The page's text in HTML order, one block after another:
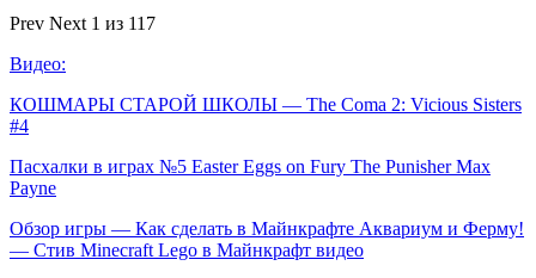
Prev Next 1 из 117
Видео:
КОШМАРЫ СТАРОЙ ШКОЛЫ — The Coma 2: Vicious Sisters
#4
Пасхалки в играх №5 Easter Eggs on Fury The Punisher Max
Payne
Обзор игры — Как сделать в Майнкрафте Аквариум и Ферму!
— Стив Minecraft Lego в Майнкрафт видео